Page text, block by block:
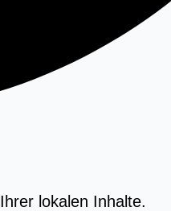
lokalen Inhalte.